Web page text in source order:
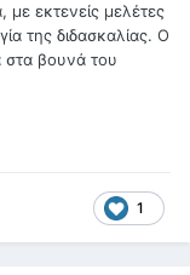
εκτενείς μελέτες
της διδασκαλίας. Ο
στα βουνά του
1